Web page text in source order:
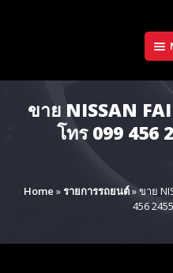
ขาย NISSAN
โทร 099 456
Home »รายการรถยนต์»ขาย
456